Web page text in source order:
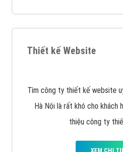
VietAds với đội ngũ chuyên
chiến dịch quảng cáo Youtube
tối ưu, hiệu